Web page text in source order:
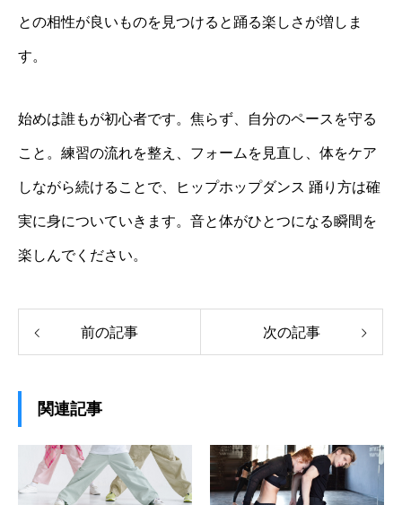
との相性が良いものを見つけると踊る楽しさが増しま
す。
始めは誰もが初心者です。焦らず、自分のペースを守る
こと。練習の流れを整え、フォームを見直し、体をケア
しながら続けることで、ヒップホップダンス 踊り方は確
実に身についていきます。音と体がひとつになる瞬間を
楽しんでください。
前の記事 次の記事
関連記事